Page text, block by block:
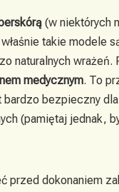
(w niektórych
takie modele
naturalnych wrażeń.
medycznym. To
bezpieczny
(pamiętaj jednak,
przed dokonaniem